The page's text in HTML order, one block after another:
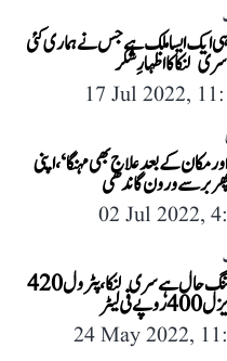
ایک ایسا ملک ہے جس نے ہماری کئی
لنکا کا اظہارِ شکر
17 Jul 2022,
مکان کے بعد علاج بھی مہنگا‘،اپنی
برسے ورون گاندھی
02 Jul 2022,
بری طرح تنگ حال ہے سری لنکا، پٹرول 420
لیٹر
24 May 2022,